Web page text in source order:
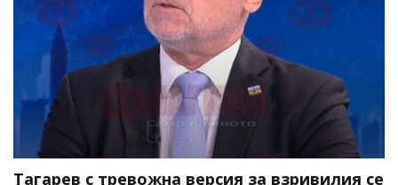
Тагарев с тревожна версия за взривилия се